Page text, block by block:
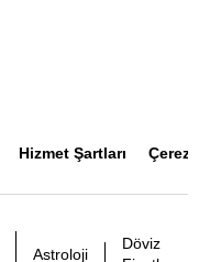
Hizmet Şartları Çerez
Astroloji
Döviz